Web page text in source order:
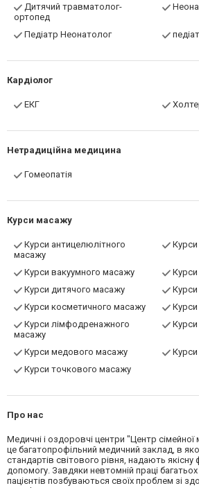
Дитячий травматолог-
ортопед
Педіатр Неонатолог
Кардіолог
ЕКГ
Нетрадиційна медицина
Гомеопатія
Курси масажу
Курси антицелюлітного
масажу
Курси вакуумного масажу
Курси
Курси дитячого масажу
Курси косметичного масажу
Курси лімфодренажного
масажу
Курси медового масажу
Курси точкового масажу
Про нас
Медичні і оздоровчі центри "Центр сімейної
це багатопрофільний медичний заклад, в
стандартів світового рівня, надають
допомогу. Завдяки невтомній праці багатьох
пацієнтів позбуваються своїх проблем зі